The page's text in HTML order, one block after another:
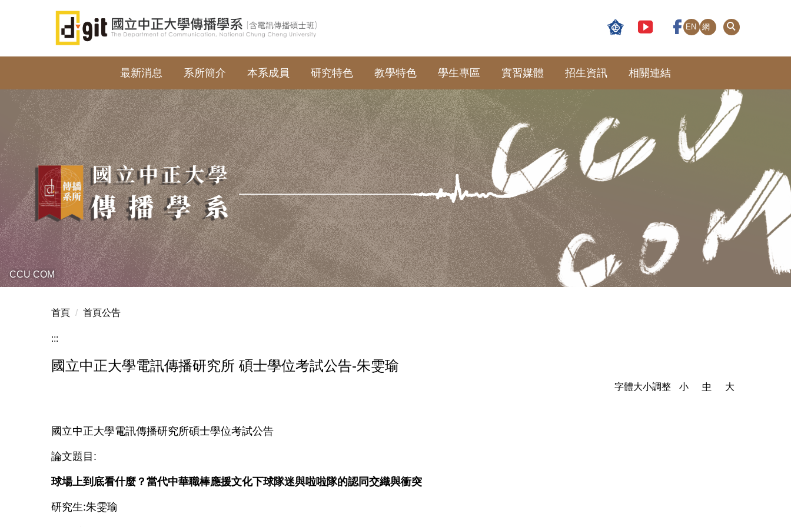
區
EN
網
最新消息 系所簡介 本系成員 研究特色 教學特色 學生專區 實習媒體 招生資訊 相關連結
CCU COM
首頁 首頁公告
:::
國立中正大學電訊傳播研究所 碩士學位考試公告-朱雯瑜
字體大小調整 小 中 大
國立中正大學電訊傳播研究所碩士學位考試公告
論文題目:
球場上到底看什麼？當代中華職棒應援文化下球隊迷與啦啦隊的認同交織與衝突
研究生:朱雯瑜